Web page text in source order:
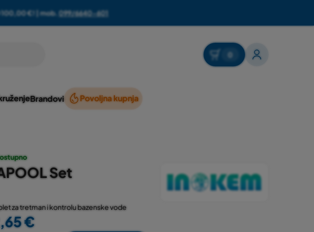
100,00 €! | mob. 099/6640-601
0
Brandovi Povoljna kupnja
Set
za tretman i kontrolu bazenske vode
€